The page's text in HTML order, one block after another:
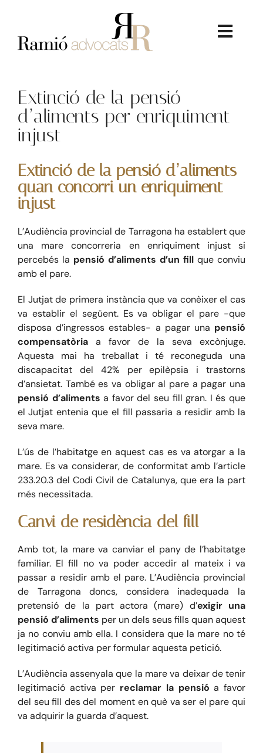
content
La Firma
Serveis Jurídics
Consultoria Econòmica
Blog
Contacte
Extinció de la pensió
d’aliments per enriquiment
injust
Extinció de la pensió d’aliments
quan concorri un enriquiment
injust
L’Audiència provincial de Tarragona ha establert que
una mare concorreria en enriquiment injust si
percebés la pensió d’aliments d’un fill que conviu
amb el pare.
El Jutjat de primera instància que va conèixer el cas
va establir el següent. Es va obligar el pare -que
disposa d’ingressos estables- a pagar una pensió
compensatòriaa favor de la seva excònjuge.
Aquesta mai ha treballat i té reconeguda una
discapacitat del 42% per epilèpsia i trastorns
d’ansietat. També es va obligar al pare a pagar una
pensió d’aliments a favor del seu fill gran. I és que
el Jutjat entenia que el fill passaria a residir amb la
seva mare.
L’ús de l’habitatge en aquest cas es va atorgar a la
mare. Es va considerar, de conformitat amb l’article
233.20.3 del Codi Civil de Catalunya, que era la part
més necessitada.
Canvi de residència del fill
Amb tot, la mare va canviar el pany de l’habitatge
familiar. El fill no va poder accedir al mateix i va
passar a residir amb el pare. L’Audiència provincial
de Tarragona doncs, considera inadequada la
pretensió de la part actora (mare) d’exigir una
pensió d’aliments per un dels seus fills quan aquest
ja no conviu amb ella. I considera que la mare no té
legitimació activa per formular aquesta petició.
L’Audiència assenyala que la mare va deixar de tenir
legitimació activa per reclamar la pensió a favor
del seu fill des del moment en què va ser el pare qui
va adquirir la guarda d’aquest.